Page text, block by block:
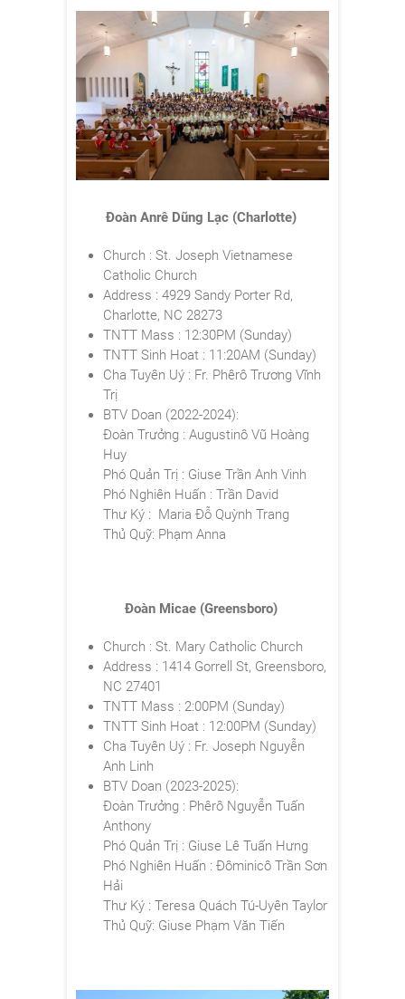
Đoàn Anrê Dũng Lạc (Charlotte)
Church : St. Joseph Vietnamese
Catholic Church
Address : 4929 Sandy Porter Rd,
Charlotte, NC 28273
TNTT Mass : 12:30PM (Sunday)
TNTT Sinh Hoat : 11:20AM (Sunday)
Cha Tuyên Uý : Fr. Phêrô Trương Vĩnh
Trị
BTV Doan (2022-2024):
Đoàn Trưởng : Augustinô Vũ Hoàng
Huy
Phó Quản Trị : Giuse Trần Anh Vinh
Phó Nghiên Huấn : Trần David
Thư Ký : Maria Đỗ Quỳnh Trang
Thủ Quỹ: Phạm Anna
Đoàn Micae (Greensboro)
Church : St. Mary Catholic Church
Address : 1414 Gorrell St, Greensboro,
NC 27401
TNTT Mass : 2:00PM (Sunday)
TNTT Sinh Hoat : 12:00PM (Sunday)
Cha Tuyên Uý : Fr. Joseph Nguyễn
Anh Linh
BTV Doan (2023-2025):
Đoàn Trưởng : Phêrô Nguyễn Tuấn
Anthony
Phó Quản Trị : Giuse Lê Tuấn Hưng
Phó Nghiên Huấn : Đôminicô Trần Sơn
Hải
Thư Ký : Teresa Quách Tú-Uyên Taylor
Thủ Quỹ: Giuse Phạm Văn Tiến